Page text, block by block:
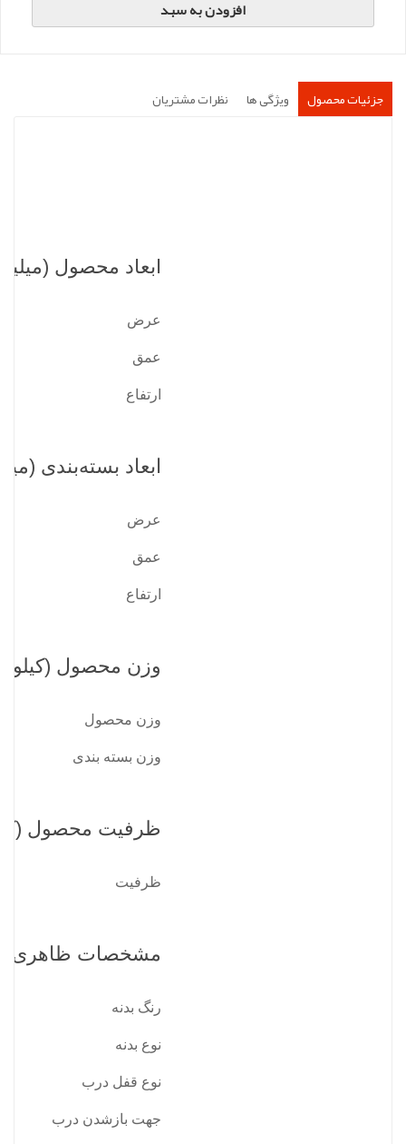
افزودن به سبد
جزئیات محصول ویژگی ها نظرات مشتریان
ابعاد محصول
عرض
عمق
ارتفاع
ابعاد بسته‌بندی
عرض
عمق
ارتفاع
وزن محصول
وزن محصول
وزن بسته بندی
ظرفیت محصول
ظرفیت
مشخصات ظاهری
رنگ بدنه
نوع بدنه
نوع قفل درب
جهت بازشدن درب